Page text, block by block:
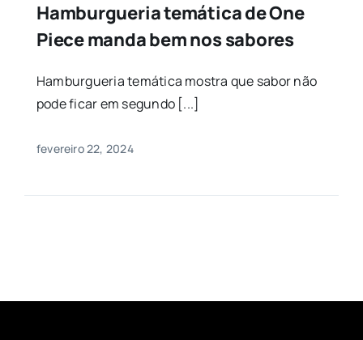
Hamburgueria temática de One
Piece manda bem nos sabores
Hamburgueria temática mostra que sabor não
pode ficar em segundo [...]
fevereiro 22, 2024